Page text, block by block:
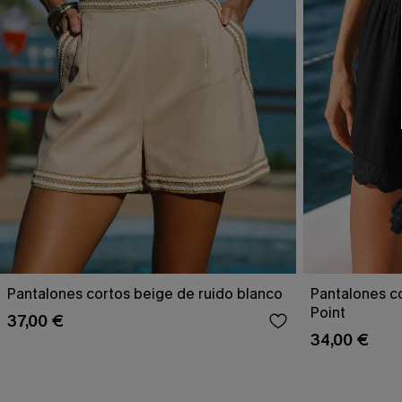
Pantalones cortos beige de ruido blanco
37,00 €
Pantalones
Point
34,00 €